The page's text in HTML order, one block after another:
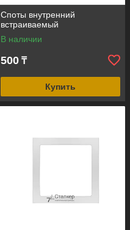
Споты внутренний
встраиваемый
В наличии
500 ₸
Купить